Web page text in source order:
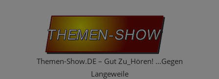
Themen-Show.DE – Gut Zu_Hören! …Gegen
Langeweile